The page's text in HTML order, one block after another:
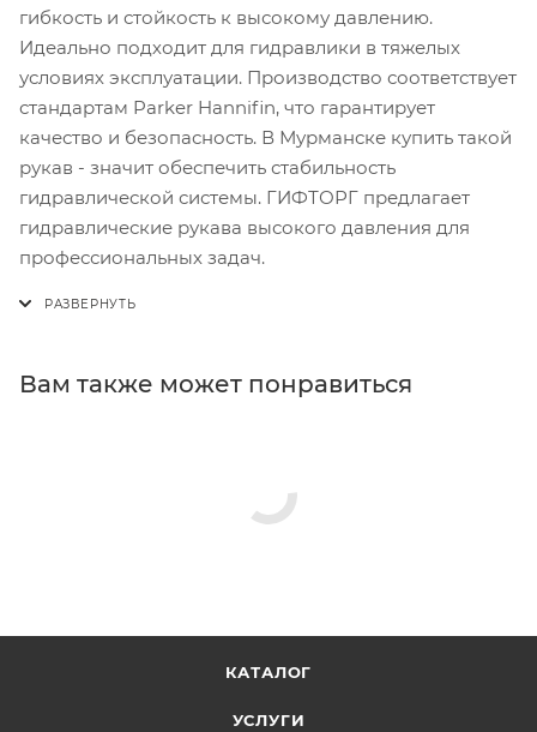
гибкость и стойкость к высокому давлению.
Идеально подходит для гидравлики в тяжелых
условиях эксплуатации. Производство соответствует
стандартам Parker Hannifin, что гарантирует
качество и безопасность. В Мурманске купить такой
рукав - значит обеспечить стабильность
гидравлической системы. ГИФТОРГ предлагает
гидравлические рукава высокого давления для
профессиональных задач.
Вам также может понравиться
КАТАЛОГ
УСЛУГИ